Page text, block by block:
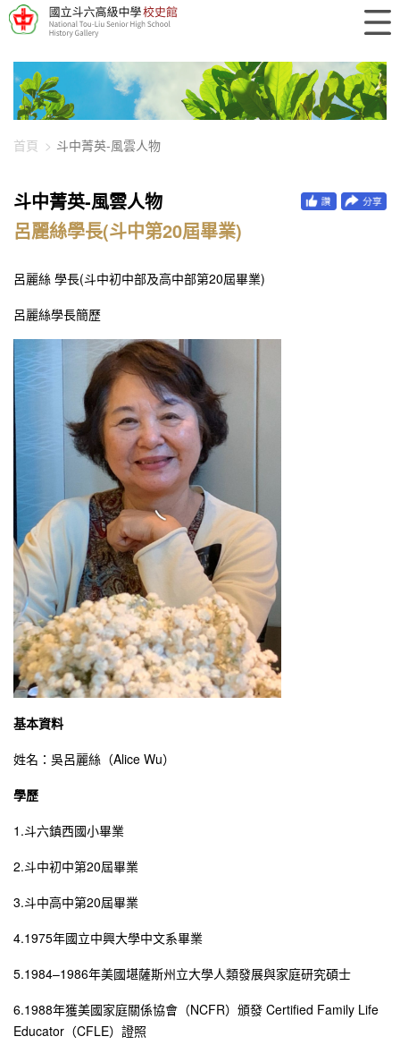
448-2384
首頁 斗中菁英-風雲人物
斗中菁英-風雲人物
呂麗絲學長(斗中第20屆畢業)
呂麗絲 學長(斗中初中部及高中部第20屆畢業)
呂麗絲學長簡歷
基本資料
姓名：吳呂麗絲（Alice Wu）
學歷
1.斗六鎮西國小畢業
2.斗中初中第20屆畢業
3.斗中高中第20屆畢業
4.1975年國立中興大學中文系畢業
5.1984–1986年美國堪薩斯州立大學人類發展與家庭研究碩士
6.1988年獲美國家庭關係協會（NCFR）頒發 Certified Family Life
Educator（CFLE）證照